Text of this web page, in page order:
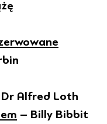
Alfred Loth
– Billy Bibbit